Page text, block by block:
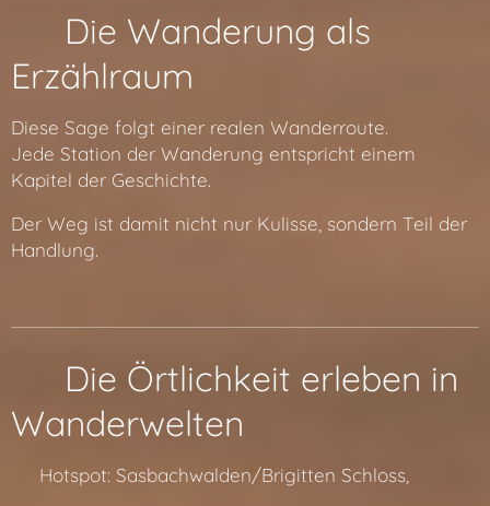
🧭 Die Wanderung als
Erzählraum
Diese Sage folgt einer realen Wanderroute.
Jede Station der Wanderung entspricht einem
Kapitel der Geschichte.
Der Weg ist damit nicht nur Kulisse, sondern Teil der
Handlung.
📍 Die Örtlichkeit erleben in
Wanderwelten
🔗 Hotspot: Sasbachwalden/Brigitten Schloss,